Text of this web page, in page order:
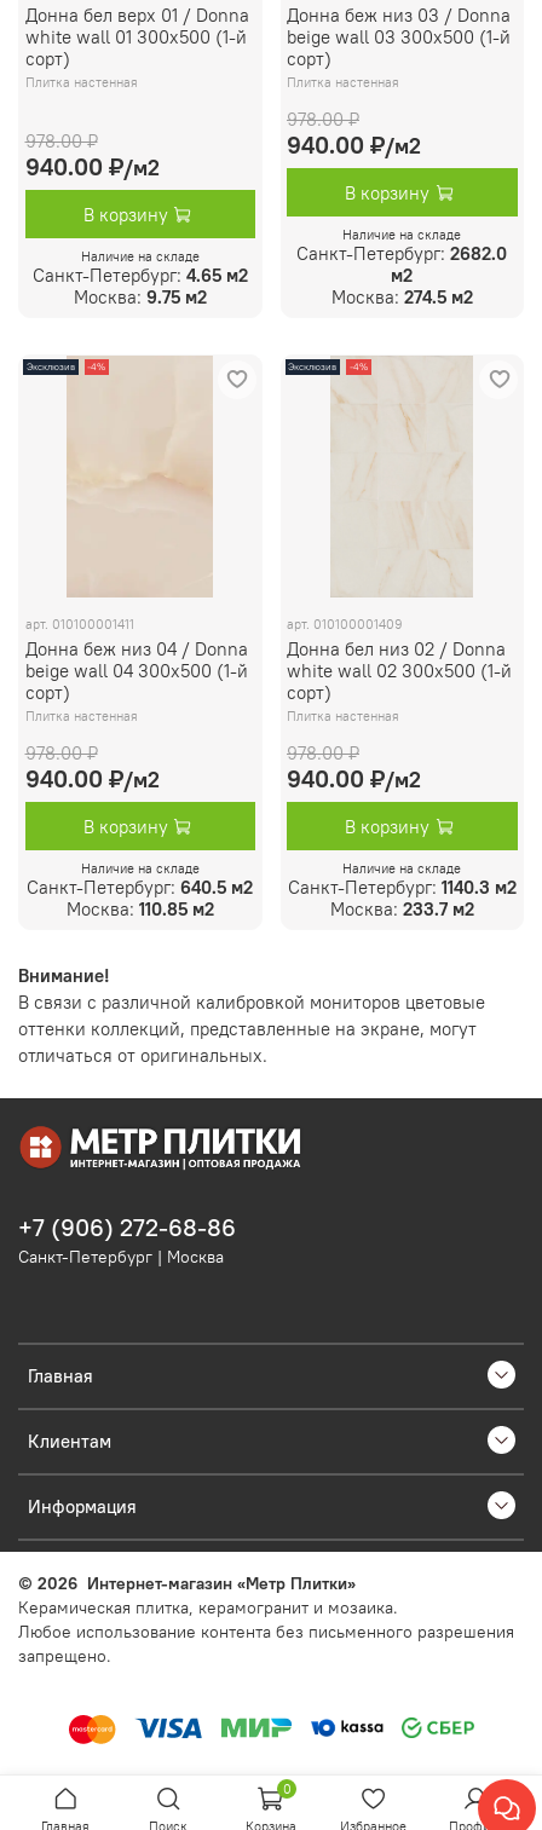
Донна бел верх 01 / Donna
white wall 01 300х500 (1-й
сорт)
Плитка настенная
978.00 ₽
940.00 ₽/м2
В корзину
Наличие на складе
Санкт-Петербург: 4.65 м2
Москва: 9.75 м2
Донна беж низ 03 / Donna
beige wall 03 300х500 (1-й
сорт)
Плитка настенная
978.00 ₽
940.00 ₽/м2
В корзину
Наличие на складе
Санкт-Петербург:2682.0
м2
Москва: 274.5 м2
Эксклюзив -4%
арт. 010100001411
Донна беж низ 04 / Donna
beige wall 04 300х500 (1-й
сорт)
Плитка настенная
978.00 ₽
940.00 ₽/м2
В корзину
Наличие на складе
Санкт-Петербург:640.5 м2
Москва: 110.85 м2
Эксклюзив -4%
арт. 010100001409
Донна бел низ 02 / Donna
white wall 02 300х500 (1-й
сорт)
Плитка настенная
978.00 ₽
940.00 ₽/м2
В корзину
Наличие на складе
Санкт-Петербург: 1140.3 м2
Москва: 233.7 м2
Внимание!
В связи с различной калибровкой мониторов цветовые
оттенки коллекций, представленные на экране, могут
отличаться от оригинальных.
Главная
Клиентам
Информация
+7 (906) 272-68-86
Санкт-Петербург | Москва
© 2026 Интернет-магазин «Метр Плитки»
Керамическая плитка, керамогранит и мозаика.
Любое использование контента без письменного разрешения
запрещено.
Главная Поиск
0
Корзина Избранное Профиль